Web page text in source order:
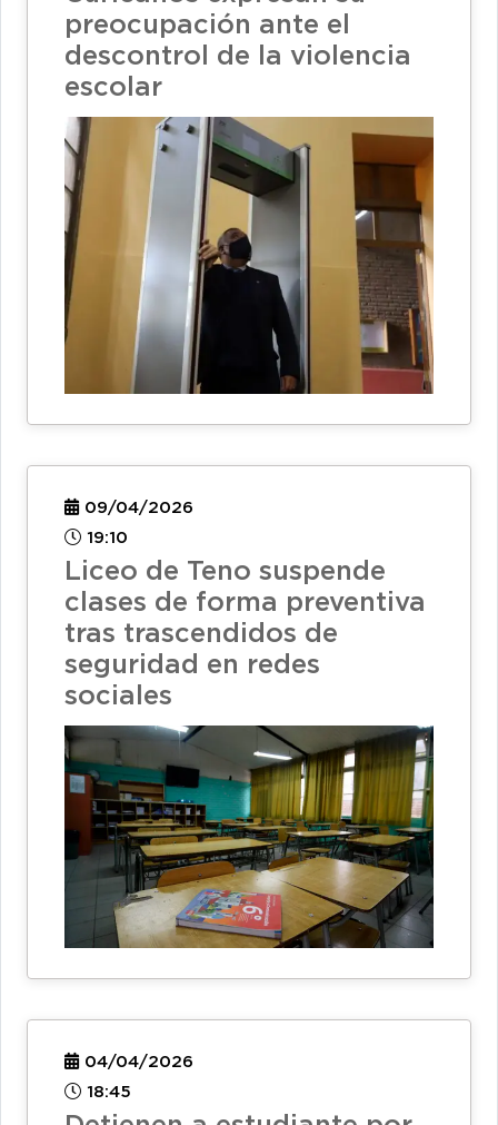
preocupación ante el
descontrol de la violencia
escolar
09/04/2026
19:10
Liceo de Teno suspende
clases de forma preventiva
tras trascendidos de
seguridad en redes
sociales
04/04/2026
18:45